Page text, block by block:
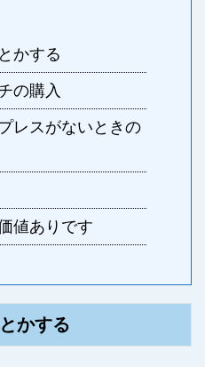
かする
の購入
レスがないときの
値ありです
かする